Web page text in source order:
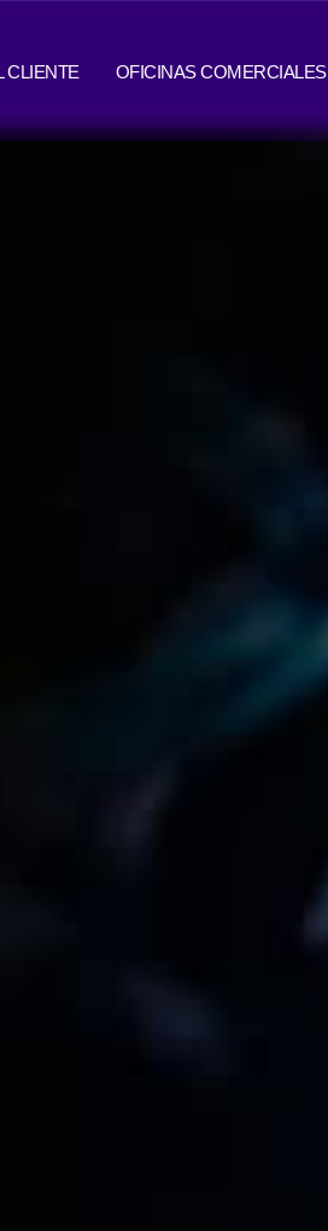
CLIENTE OFICINAS COMERCIALES